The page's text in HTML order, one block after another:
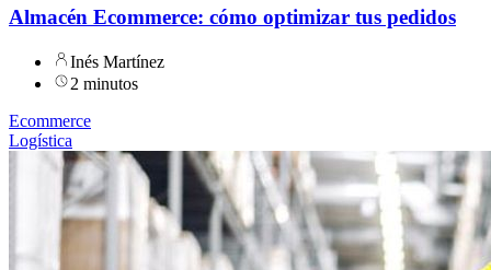
Almacén Ecommerce: cómo optimizar tus pedidos
Inés Martínez
2 minutos
Ecommerce
Logística